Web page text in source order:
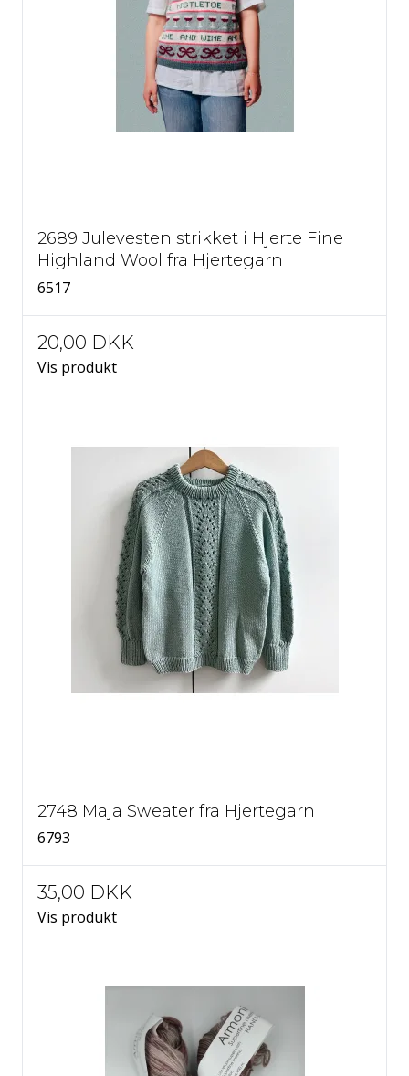
2689 Julevesten strikket i Hjerte Fine
Highland Wool fra Hjertegarn
6517
20,00 DKK
Vis produkt
2748 Maja Sweater fra Hjertegarn
6793
35,00 DKK
Vis produkt